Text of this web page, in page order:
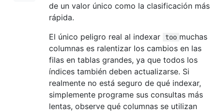
de un valor único como la clasificación más
rápida.
El único peligro real al indexar
too muchas
columnas es ralentizar los cambios en las
filas en tablas grandes, ya que todos los
índices también deben actualizarse. Si
realmente no está seguro de qué indexar,
simplemente programe sus consultas más
lentas, observe qué columnas se utilizan